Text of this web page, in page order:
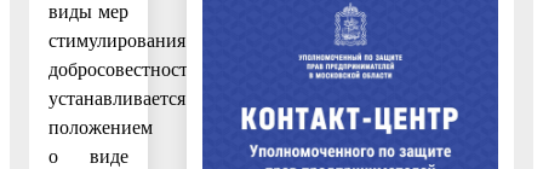
виды мер
стимулирования
добросовестности,
устанавливается
положением
о виде